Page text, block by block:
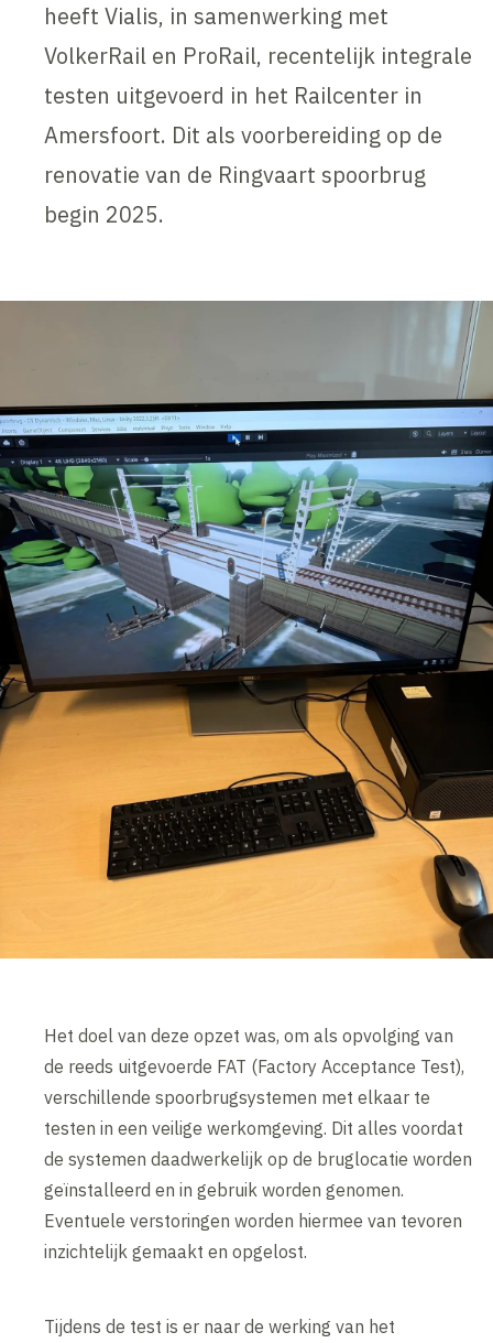
heeft Vialis, in samenwerking met
VolkerRail en ProRail, recentelijk integrale
testen uitgevoerd in het Railcenter in
Amersfoort. Dit als voorbereiding op de
renovatie van de Ringvaart spoorbrug
begin 2025.
Het doel van deze opzet was, om als opvolging van
de reeds uitgevoerde FAT (Factory Acceptance Test),
verschillende spoorbrugsystemen met elkaar te
testen in een veilige werkomgeving. Dit alles voordat
de systemen daadwerkelijk op de bruglocatie worden
geïnstalleerd en in gebruik worden genomen.
Eventuele verstoringen worden hiermee van tevoren
inzichtelijk gemaakt en opgelost.
Tijdens de test is er naar de werking van het